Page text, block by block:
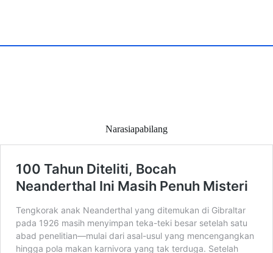
Narasiapabilang